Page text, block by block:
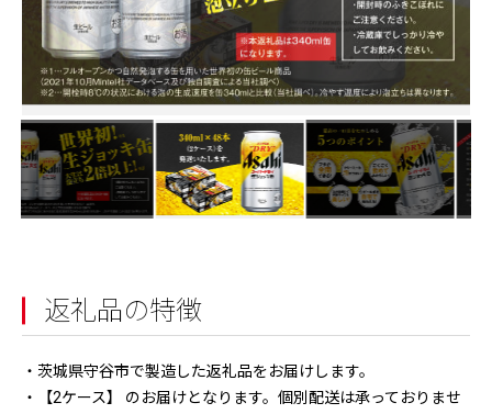
返礼品の特徴
・茨城県守谷市で製造した返礼品をお届けします。
・【2ケース】 のお届けとなります。個別配送は承っておりませ